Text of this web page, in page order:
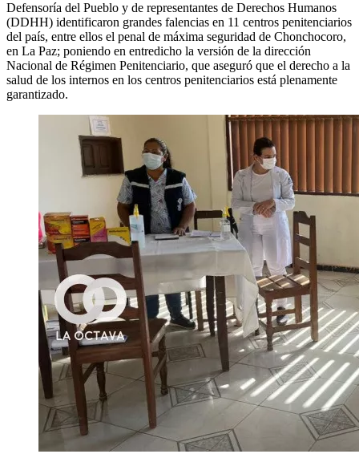
Defensoría del Pueblo y de representantes de Derechos Humanos
(DDHH) identificaron grandes falencias en 11 centros penitenciarios
del país, entre ellos el penal de máxima seguridad de Chonchocoro,
en La Paz; poniendo en entredicho la versión de la dirección
Nacional de Régimen Penitenciario, que aseguró que el derecho a la
salud de los internos en los centros penitenciarios está plenamente
garantizado.